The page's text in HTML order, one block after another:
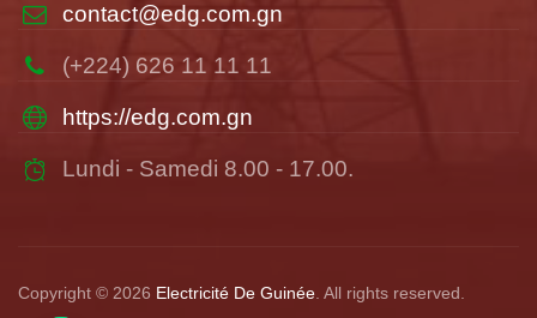
contact@edg.com.gn
(+224) 626 11 11 11
https://edg.com.gn
Lundi - Samedi 8.00 - 17.00.
Copyright © 2026 Electricité De Guinée. All rights reserved.